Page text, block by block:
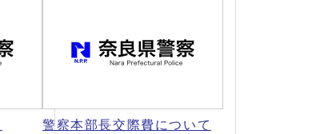
警察本部長交際費について